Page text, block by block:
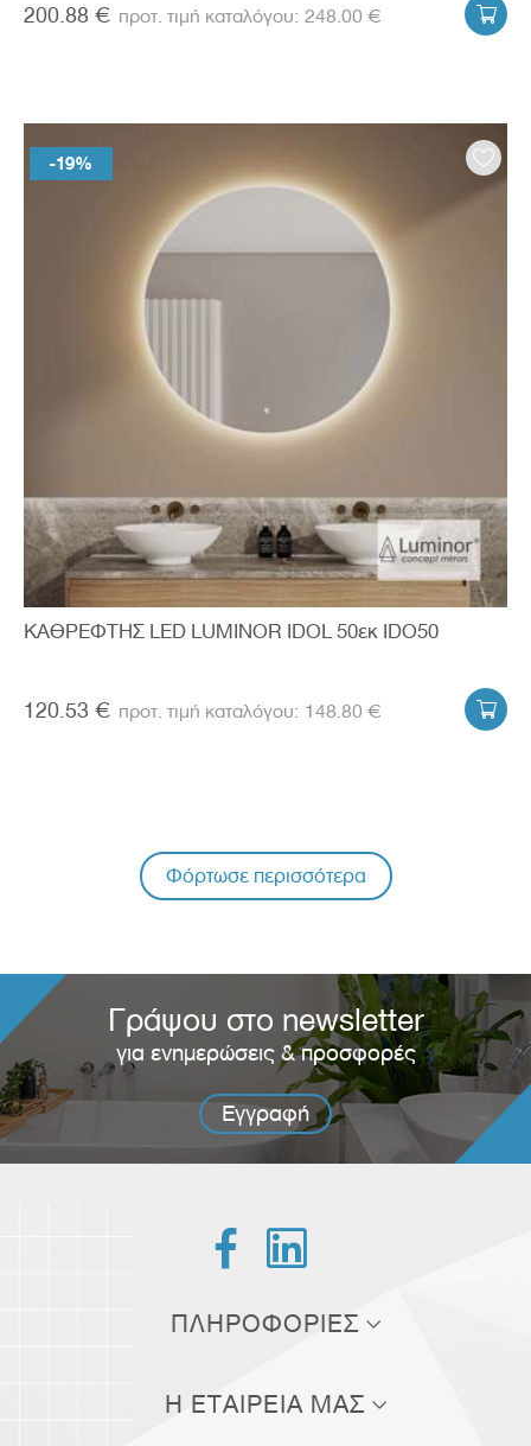
200.88 € 248.00 € 
-19%
ΚΑΘΡΕΦΤΗΣ LED LUMINOR IDOL 50εκ IDO50
120.53 € 148.80 € 
Φόρτωσε περισσότερα
Γράψου στο newsletter
για ενημερώσεις & προσφορές
Εγγραφή
 
ΠΛΗΡΟΦΟΡΙΕΣ
Η ΕΤΑΙΡΕΙΑ ΜΑΣ